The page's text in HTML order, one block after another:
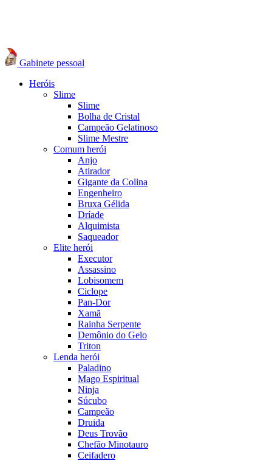
Gabinete pessoal
Heróis
Slime
Slime
Bolha de Cristal
Campeão Gelatinoso
Slime Mestre
Comum herói
Anjo
Atirador
Gigante da Colina
Engenheiro
Bruxa Gélida
Dríade
Alquimista
Saqueador
Elite herói
Executor
Assassino
Lobisomem
Ciclope
Pan-Dor
Xamã
Rainha Serpente
Demônio do Gelo
Triton
Lenda herói
Paladino
Mago Espiritual
Ninja
Súcubo
Campeão
Druida
Deus Trovão
Chefão Minotauro
Ceifadero